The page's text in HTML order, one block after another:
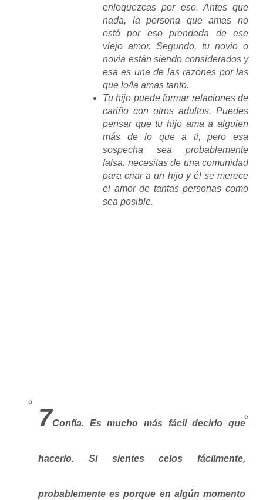
enloquezcas por eso. Antes que
nada, la persona que amas no
está por eso prendada de ese
viejo amor. Segundo, tu novio o
novia están siendo considerados y
esa es una de las razones por las
que lo/la amas tanto.
Tu hijo puede formar relaciones de
cariño con otros adultos. Puedes
pensar que tu hijo ama a alguien
más de lo que a ti, pero esa
sospecha sea probablemente
falsa. necesitas de una comunidad
para criar a un hijo y él se merece
el amor de tantas personas como
sea posible.
7Confía. Es mucho más fácil decirlo que
hacerlo. Si sientes celos fácilmente,
probablemente es porque en algún momento